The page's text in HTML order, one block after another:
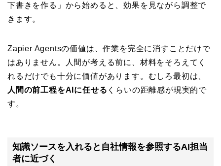
下書きを作る」から始めると、効果を見ながら調整で
きます。
Zapier Agentsの価値は、作業を完全に消すことだけで
はありません。人間が考える前に、材料をそろえてく
れるだけでも十分に価値があります。むしろ最初は、
人間の前工程をAIに任せる くらいの距離感が現実的で
す。
知識ソースを入れると自社情報を参照するAI担当
者に近づく